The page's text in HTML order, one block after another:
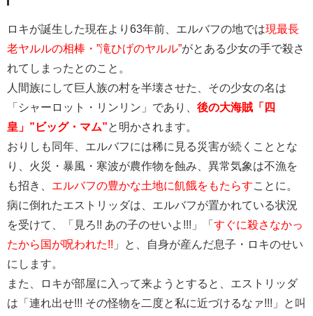
ロキが誕生した現在より63年前、エルバフの地では現最長
老ヤルルの相棒・”滝ひげのヤルル”がとある少女の手で殺さ
れてしまったとのこと。
人間族にして巨人族の村を半壊させた、その少女の名は
「シャーロット・リンリン」であり、 後の大海賊「四
皇」”ビッグ・マム”と明かされます。
おりしも同年、エルバフには稀に見る災害が続くこととな
り、火災・暴風・寒波が農作物を蝕み、異常気象は不漁を
も招き、 エルバフの豊かな土地に飢餓をもたらすことに。
病に倒れたエストリッダは、エルバフが置かれている状況
を受けて、「見ろ!! あの子のせいよ!!!」「 すぐに殺さなかっ
たから国が呪われた!! 」と、自身が産んだ息子・ロキのせい
にします。
また、ロキが部屋に入って来ようとすると、エストリッダ
は「連れ出せ!!! その怪物を二度と私に近づけるなァ!!!」と叫